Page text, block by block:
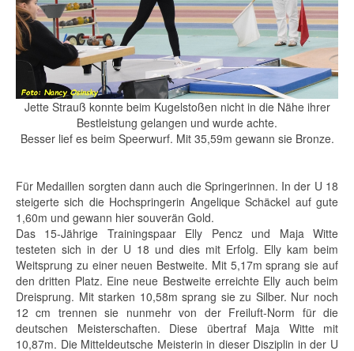
Jette Strauß konnte beim Kugelstoßen nicht in die Nähe ihrer
Bestleistung gelangen und wurde achte.
Besser lief es beim Speerwurf. Mit 35,59m gewann sie Bronze.
Für Medaillen sorgten dann auch die Springerinnen. In der U 18
steigerte sich die Hochspringerin Angelique Schäckel auf gute
1,60m und gewann hier souverän Gold.
Das 15-Jährige Trainingspaar Elly Pencz und Maja Witte
testeten sich in der U 18 und dies mit Erfolg. Elly kam beim
Weitsprung zu einer neuen Bestweite. Mit 5,17m sprang sie auf
den dritten Platz. Eine neue Bestweite erreichte Elly auch beim
Dreisprung. Mit starken 10,58m sprang sie zu Silber. Nur noch
12 cm trennen sie nunmehr von der Freiluft-Norm für die
deutschen Meisterschaften. Diese übertraf Maja Witte mit
10,87m. Die Mitteldeutsche Meisterin in dieser Disziplin in der U